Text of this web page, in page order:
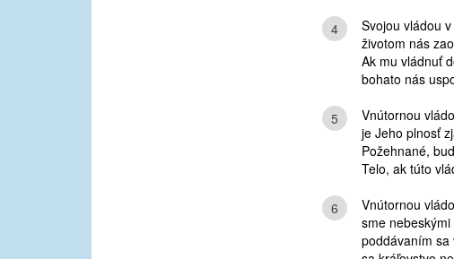
4
Svojou vládou
životom nás
Ak mu vládnuť
bohato nás
5
Vnútornou
je Jeho plnosť
Požehnané,
Telo, ak túto
6
Vnútornou
sme
poddávaním sa